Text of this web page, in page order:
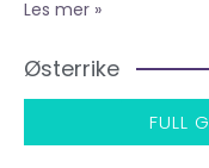
Les mer »
Østerrike
FULL